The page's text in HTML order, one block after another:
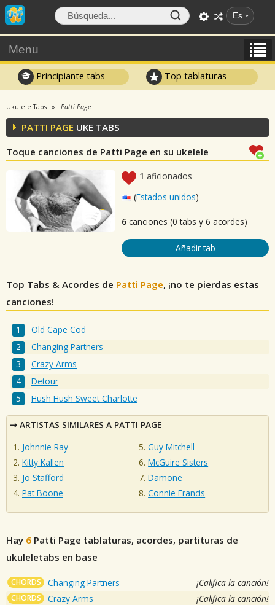
Es
Menu
Principiante tabs Top tablaturas
Ukulele Tabs Patti Page
PATTI PAGE UKE TABS
Toque canciones de Patti Page en su ukelele
1 aficionados
(Estados unidos)
6 canciones (0 tabs y 6 acordes)
Añadir tab
Top Tabs & Acordes de Patti Page, ¡no te pierdas estas
canciones!
Old Cape Cod
Changing Partners
Crazy Arms
Detour
Hush Hush Sweet Charlotte
ARTISTAS SIMILARES A PATTI PAGE
Johnnie Ray
Kitty Kallen
Jo Stafford
Pat Boone
Guy Mitchell
McGuire Sisters
Damone
Connie Francis
Hay 6 Patti Page tablaturas, acordes, partituras de
ukuleletabs en base
CHORDS Changing Partners ¡Califica la canción!
CHORDS Crazy Arms ¡Califica la canción!